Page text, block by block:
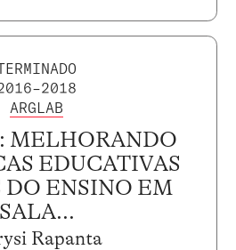
ARGLAB
MELHORANDO
EDUCATIVAS
DO ENSINO EM
SALA...
Rapanta